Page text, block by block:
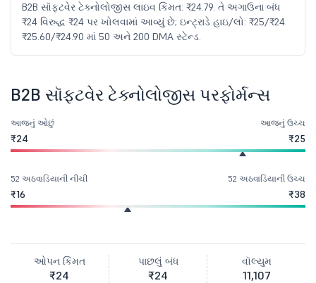
B2B સૉફ્ટવેર ટેક્નોલોજીસ લાઇવ કિંમત: ₹24.79. તે અગાઉના બંધ
₹24 વિરુદ્ધ ₹24 પર ખોલવામાં આવ્યું છે; ઇન્ટ્રાડે હાઇ/લો: ₹25/₹24.
₹25.60/₹24.90 માં 50 અને 200 DMA સ્ટેન્ડ.
B2B સૉફ્ટવેર ટેક્નોલોજીસ પરફોર્મન્સ
આજનું ઓછું
₹24
આજનું ઉચ્ચ
₹25
52 અઠવાડિયાની નીચી
₹16
52 અઠવાડિયાની ઉચ્ચ
₹38
ઓપન કિંમત
₹24
પાછલું બંધ
₹24
વૉલ્યુમ
11,107